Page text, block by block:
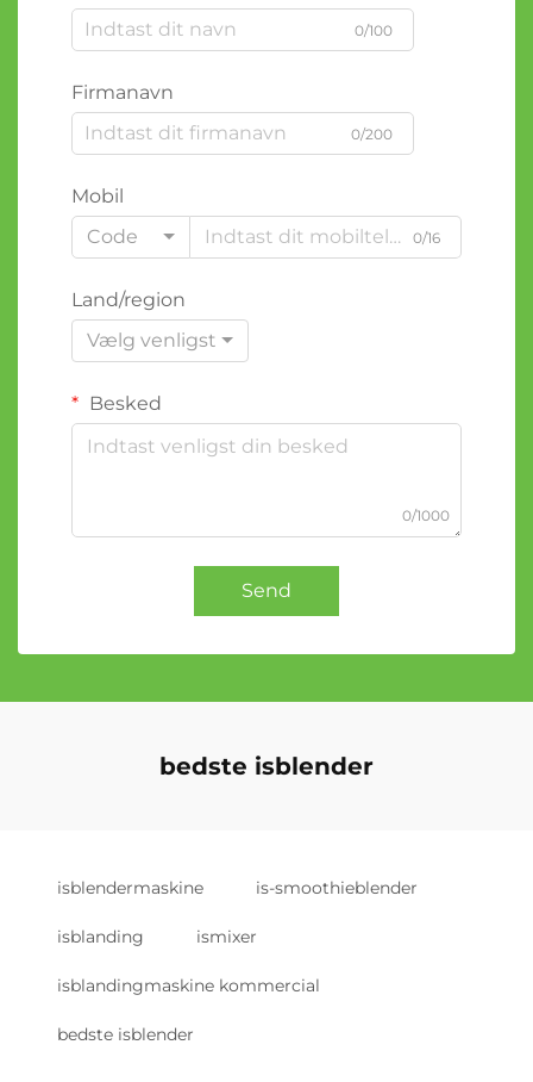
0/100
Firmanavn
0/200
Mobil
Code
0/16
Land/region
Vælg venligst
Besked
0/1000
Send
bedste isblender
isblendermaskine is-smoothieblender
isblanding ismixer
isblandingmaskine kommercial
bedste isblender